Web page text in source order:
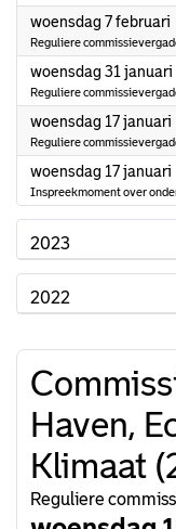
woensdag 7 februari
Reguliere
woensdag 31 januari
Reguliere
woensdag 17 januari
Reguliere
woensdag 17 januari
Inspreekmoment over
2023
2022
Haven,
Klimaat
Reguliere